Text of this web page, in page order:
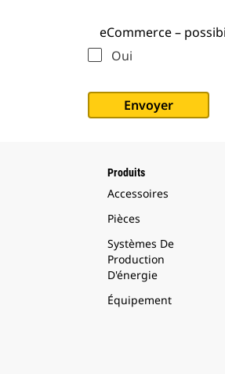
eCommerce –
Oui
Produits
Accessoires
Pièces
Systèmes De
Production
D'énergie
Équipement